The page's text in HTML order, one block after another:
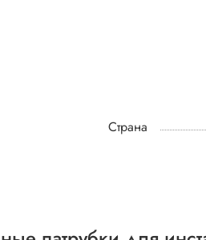
Страна